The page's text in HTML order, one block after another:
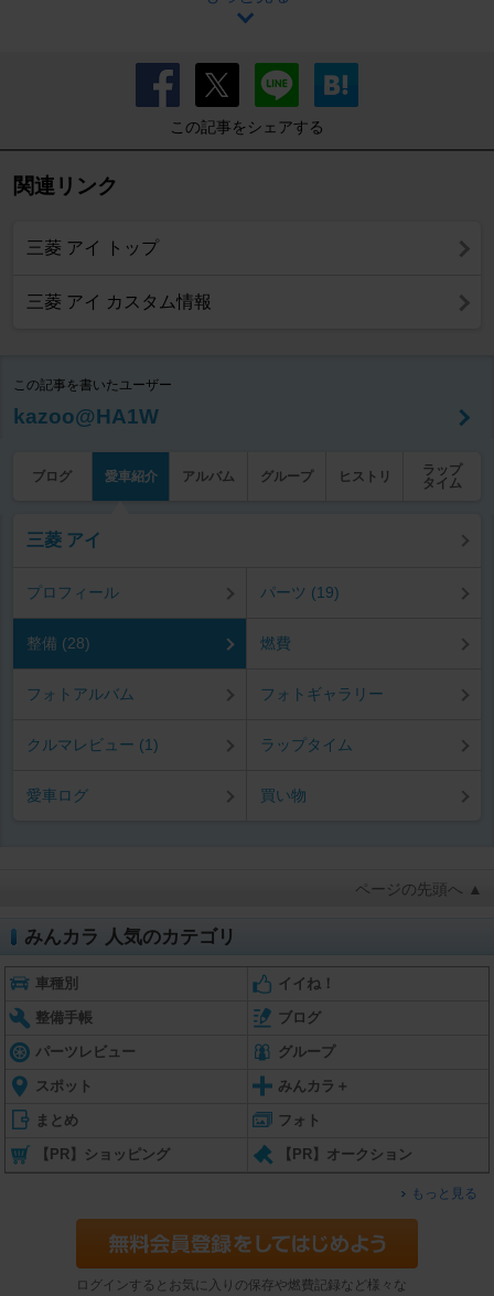
この記事をシェアする
関連リンク
三菱 アイ トップ
三菱 アイ カスタム情報
この記事を書いたユーザー
kazoo@HA1W
ブログ 愛車紹介 アルバム グループ ヒストリ
ラップ
タイム
三菱 アイ
プロフィール パーツ (19)
整備 (28) 燃費
フォトアルバム フォトギャラリー
クルマレビュー (1) ラップタイム
愛車ログ 買い物
ページの先頭へ ▲
みんカラ 人気のカテゴリ
車種別 イイね！
整備手帳 ブログ
パーツレビュー グループ
スポット みんカラ＋
まとめ フォト
【PR】ショッピング 【PR】オークション
もっと見る
ログインするとお気に入りの保存や燃費記録など様々な